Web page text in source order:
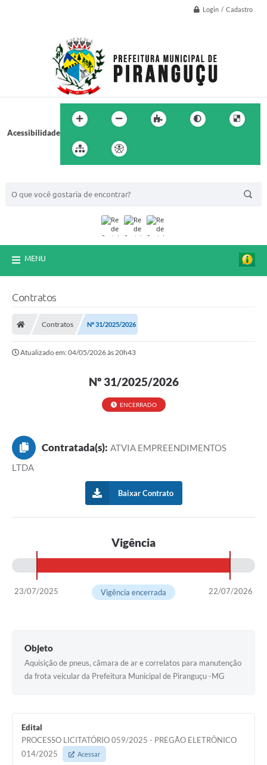
Login / Cadastro
Acessibilidade
MENU
Contratos
Contratos Nº 31/2025/2026
Atualizado em: 04/05/2026 às 20h43
Nº 31/2025/2026
ENCERRADO
Contratada(s): ATVIA EMPREENDIMENTOS
LTDA
Baixar Contrato
Vigência
23/07/2025 22/07/2026
Vigência encerrada
Objeto
Aquisição de pneus, câmara de ar e correlatos para manutenção
da frota veicular da Prefeitura Municipal de Piranguçu -MG
Edital
PROCESSO LICITATÓRIO 059/2025 - PREGÃO ELETRÔNICO
014/2025
Acessar